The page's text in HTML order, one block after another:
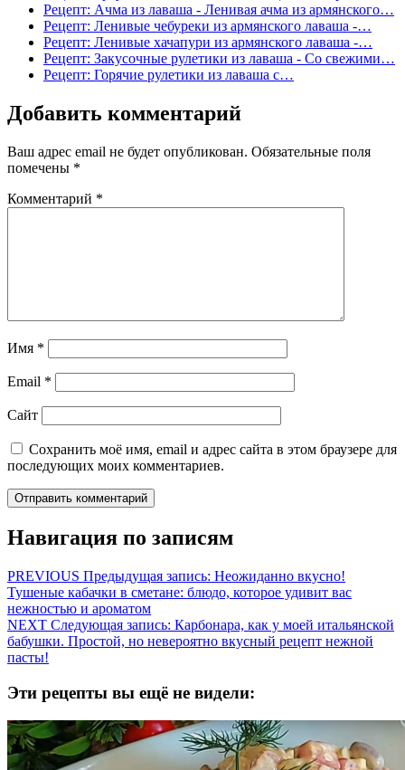
Рецепт: Ачма из лаваша - Ленивая ачма из армянского…
Рецепт: Ленивые чебуреки из армянского лаваша -…
Рецепт: Ленивые хачапури из армянского лаваша -…
Рецепт: Закусочные рулетики из лаваша - Со свежими…
Рецепт: Горячие рулетики из лаваша с…
Добавить комментарий
Ваш адрес email не будет опубликован. Обязательные поля
помечены *
Комментарий *
Имя *
Email *
Сайт
Сохранить моё имя, email и адрес сайта в этом браузере для
последующих моих комментариев.
Навигация по записям
PREVIOUS Предыдущая запись: Неожиданно вкусно!
Тушеные кабачки в сметане: блюдо, которое удивит вас
нежностью и ароматом
NEXT Следующая запись: Карбонара, как у моей итальянской
бабушки. Простой, но невероятно вкусный рецепт нежной
пасты!
Эти рецепты вы ещё не видели: